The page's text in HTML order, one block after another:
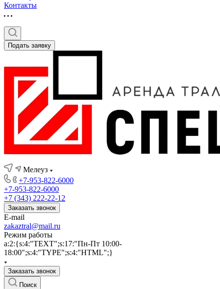
Контакты
Подать заявку
Мелеуз
+7-953-822-6000
+7-953-822-6000
+7 (343) 222-22-12
Заказать звонок
E-mail
zakaztral@mail.ru
Режим работы
a:2:{s:4:"TEXT";s:17:"Пн-Пт 10:00-
18:00";s:4:"TYPE";s:4:"HTML";}
Заказать звонок
Поиск